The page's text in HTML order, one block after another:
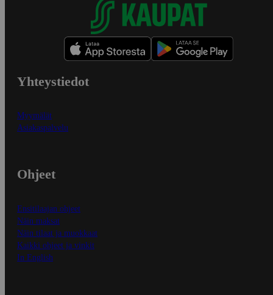
Yhteystiedot
Myymälät
Asiakaspalvelu
Ohjeet
Ensitilaajan ohjeet
Näin maksat
Näin tilaat ja muokkaat
Kaikki ohjeet ja vinkit
In English